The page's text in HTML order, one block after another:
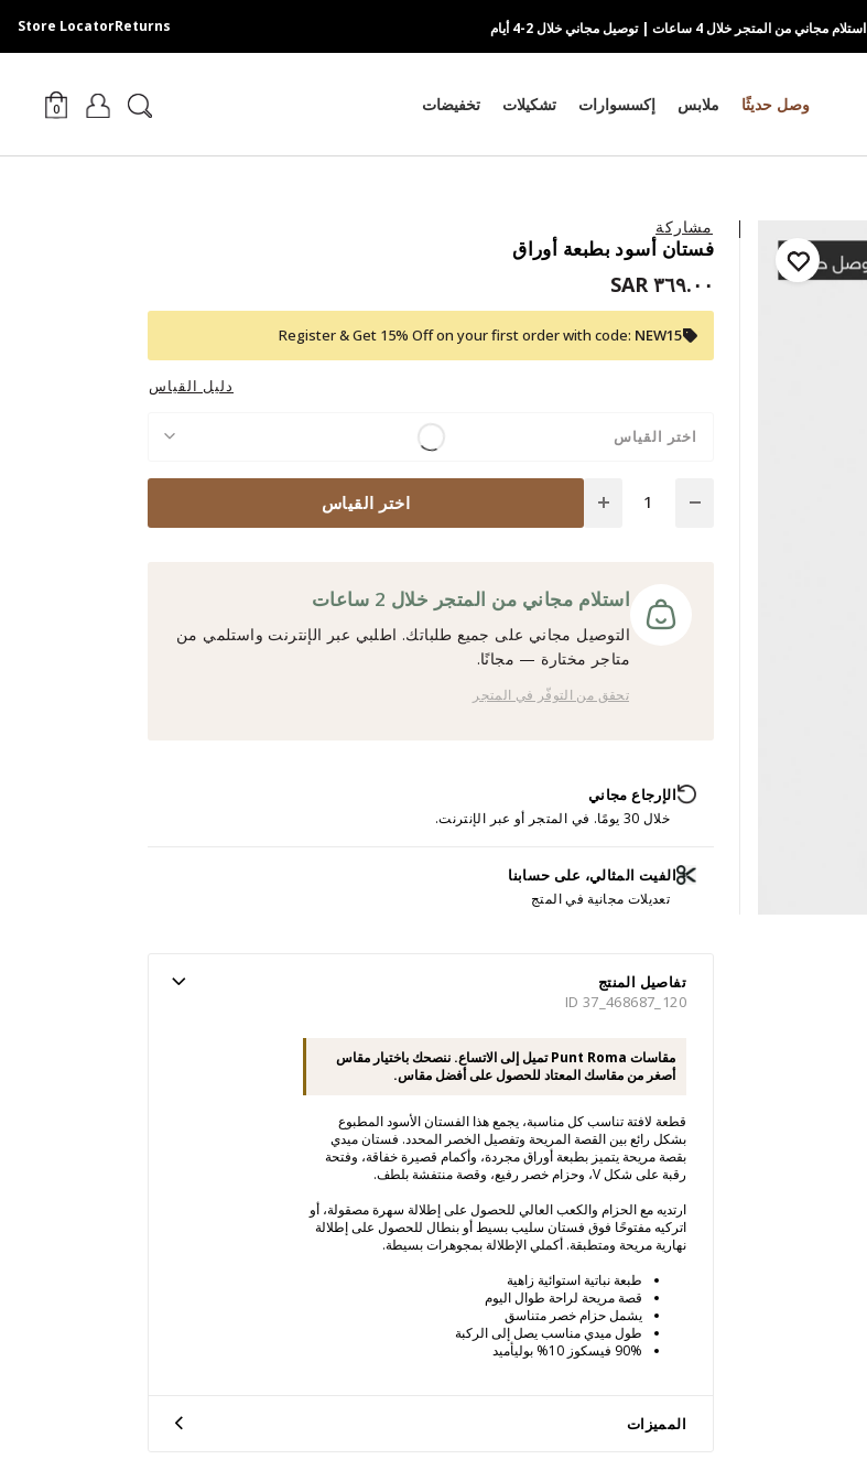
استلام مجاني من المتجر خلال 4 ساعات | توصيل مجاني خلال 2-4 أيام Returns
Store Locator
وصل حديثًا ملابس إكسسوارات تشكيلات تخفيضات 0
مشاركة
فستان أسود بطبعة أوراق
٣٦٩.٠٠ SAR
Register & Get 15% Off on your first order with code: NEW15
دليل القياس
اختر القياس
اختر القياس
استلام مجاني من المتجر خلال 2 ساعات
التوصيل مجاني على جميع طلباتك. اطلبي عبر الإنترنت واستلمي من
متاجر مختارة — مجانًا.
تحقق من التوفّر في المتجر
الإرجاع مجاني
خلال 30 يومًا. في المتجر أو عبر الإنترنت.
الفيت المثالي، على حسابنا
تعديلات مجانية في المتج
تفاصيل المنتج
ID 37_468687_120
مقاسات Punt Roma تميل إلى الاتساع. ننصحك باختيار مقاس
أصغر من مقاسك المعتاد للحصول على أفضل مقاس.
قطعة لافتة تناسب كل مناسبة، يجمع هذا الفستان الأسود المطبوع
بشكل رائع بين القصة المريحة وتفصيل الخصر المحدد. فستان ميدي
بقصة مريحة يتميز بطبعة أوراق مجردة، وأكمام قصيرة خفاقة، وفتحة
رقبة على شكل V، وحزام خصر رفيع، وقصة منتفشة بلطف.
ارتديه مع الحزام والكعب العالي للحصول على إطلالة سهرة مصقولة، أو
اتركيه مفتوحًا فوق فستان سليب بسيط أو بنطال للحصول على إطلالة
نهارية مريحة ومتطبقة. أكملي الإطلالة بمجوهرات بسيطة.
طبعة نباتية استوائية زاهية
قصة مريحة لراحة طوال اليوم
يشمل حزام خصر متناسق
طول ميدي مناسب يصل إلى الركبة
90% فيسكوز 10% بوليأميد
المميزات